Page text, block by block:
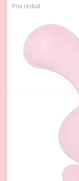
Prix réduit